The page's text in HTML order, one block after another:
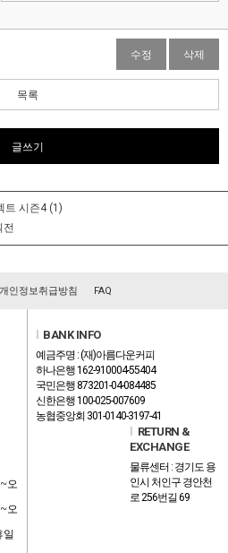
수정 삭제
목록
글쓰기
트 시즌4 (1)
전
개인정보취급방침 FAQ
오
오
일
BANK INFO
예금주명 : (재)아름다운커피
하나은행 162-910004-55404
국민은행 873201-04-084485
신한은행 100-025-007609
농협중앙회 301-0140-3197-41
RETURN &
EXCHANGE
물류센터 : 경기도 용
인시 처인구 경안천
로 256번길 69